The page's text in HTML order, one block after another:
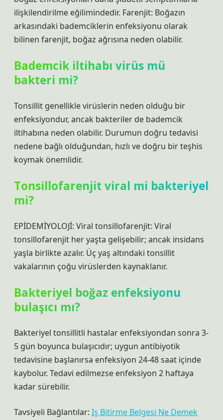
ilişkilendirilme eğilimindedir. Farenjit: Boğazın
arkasındaki bademciklerin enfeksiyonu olarak
bilinen farenjit, boğaz ağrısına neden olabilir.
Bademcik iltihabı virüs mü
bakteri mi?
‌‌Tonsillit genellikle virüslerin neden olduğu bir
enfeksiyondur, ancak bakteriler de bademcik
iltihabına neden olabilir. Durumun doğru tedavisi
nedene bağlı olduğundan, hızlı ve doğru bir teşhis
koymak önemlidir.
Tonsillofarenjit viral mi bakteriyel
mi?
EPİDEMİYOLOJİ: Viral tonsillofarenjit: Viral
tonsillofarenjit her yaşta gelişebilir; ancak insidans
yaşla birlikte azalır. Üç yaş altındaki tonsillit
vakalarının çoğu virüslerden kaynaklanır.
Bakteriyel boğaz enfeksiyonu
bulaşıcı mı?
Bakteriyel tonsillitli hastalar enfeksiyondan sonra 3-
5 gün boyunca bulaşıcıdır; uygun antibiyotik
tedavisine başlanırsa enfeksiyon 24-48 saat içinde
kaybolur. Tedavi edilmezse enfeksiyon 2 haftaya
kadar sürebilir.
Tavsiyeli Bağlantılar: Iş Bitirme Belgesi Ne Demek